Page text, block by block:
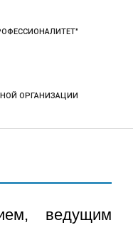
ОРГАНИЗАЦИИ
ведущим